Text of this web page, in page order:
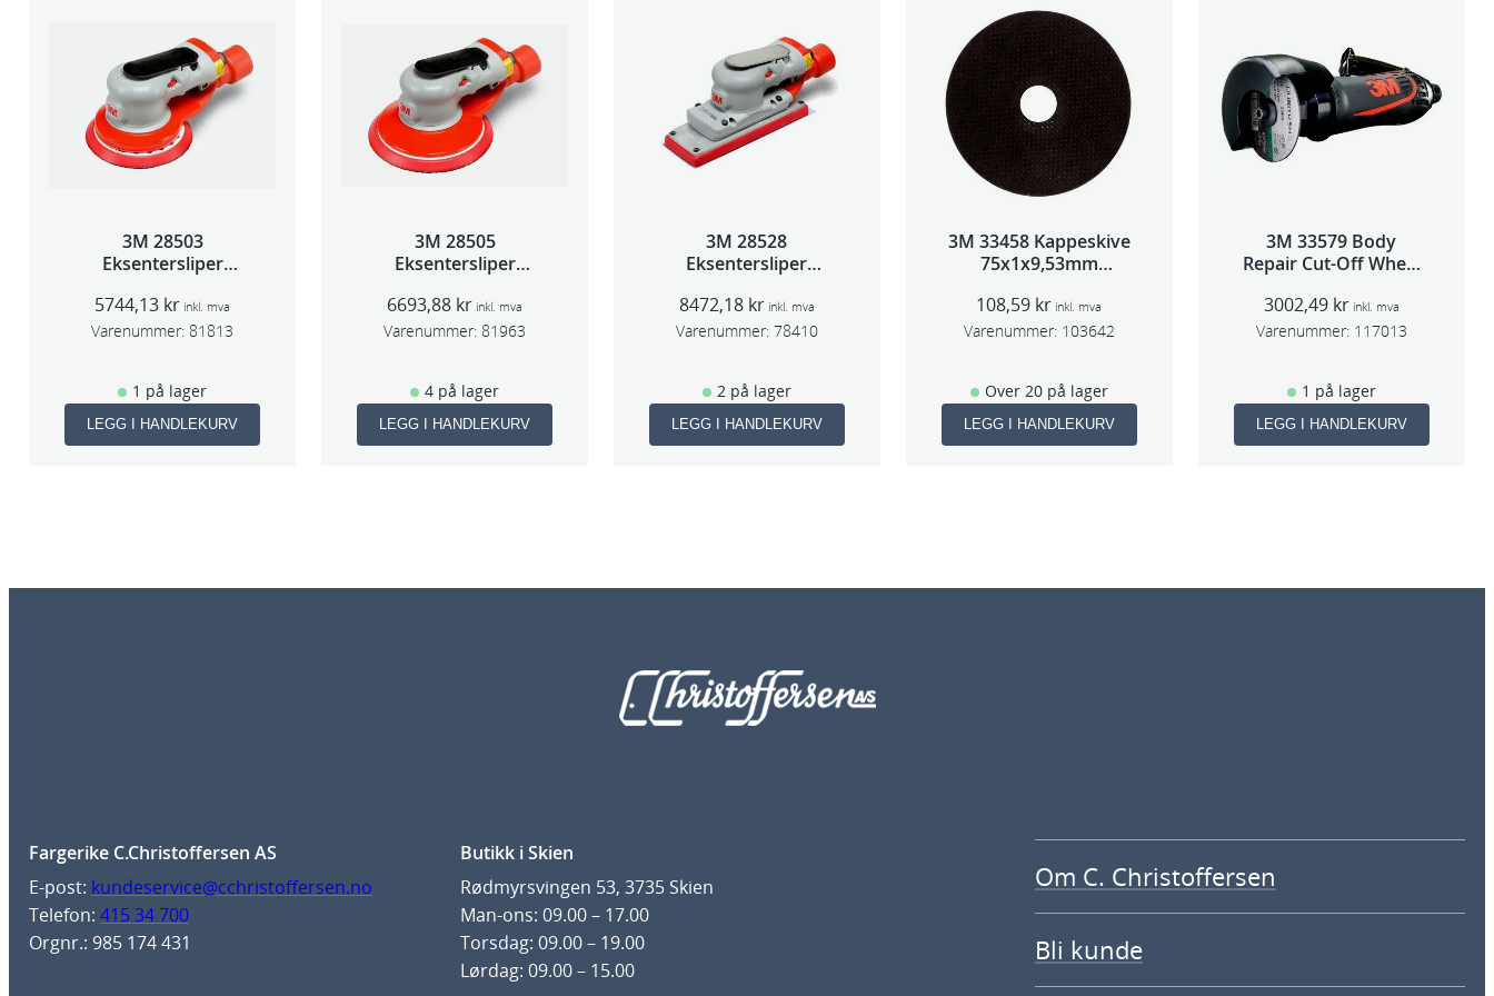
3M 28503
Eksentersliper
slag 75mm
5744,13 kr inkl. mva
Varenummer: 81813
1 på lager
LEGG I HANDLEKURV
3M 28505
Eksentersliper
slag 75mm
6693,88 kr inkl. mva
Varenummer: 81963
4 på lager
LEGG I HANDLEKURV
3M 28528
Eksentersliper
slag 70×198
8472,18 kr inkl. mva
Varenummer: 78410
2 på lager
LEGG I HANDLEKURV
3M 33458 Kappeskive
75x1x9,53mm
108,59 kr inkl. mva
Varenummer: 103642
Over 20 på lager
LEGG I HANDLEKURV
3M 33579 Body
Repair Cut-Off Wheel
3002,49 kr inkl. mva
Varenummer: 117013
1 på lager
LEGG I HANDLEKURV
Fargerike C.Christoffersen AS
E-post: kundeservice@cchristoffersen.no
Telefon: 415 34 700
Orgnr.: 985 174 431
Butikk i Skien
Rødmyrsvingen 53, 3735 Skien
Man-ons: 09.00 – 17.00
Torsdag: 09.00 – 19.00
Lørdag: 09.00 – 15.00
Om C. Christoffersen
Bli kunde